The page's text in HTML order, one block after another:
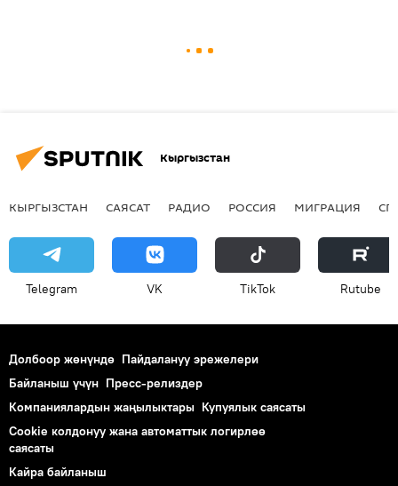
Кыргызстан
КЫРГЫЗСТАН САЯСАТ РАДИО РОССИЯ МИГРАЦИЯ
Telegram VK ТikТоk Rutube
Долбоор жөнүндө Пайдалануу эрежелери
Байланыш үчүн Пресс-релиздер
Компаниялардын жаңылыктары Купуялык саясаты
Cookie колдонуу жана автоматтык логирлөө
саясаты
Кайра байланыш